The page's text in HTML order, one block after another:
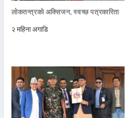
लोकतन्त्रको अक्सिजन, स्वच्छ पत्रकारिता
२ महिना अगाडि